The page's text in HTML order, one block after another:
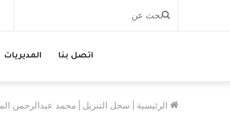
بحث
المديريات اتصل بنا
الرئيسية سجل التنزيل محمد عبدالرحمن